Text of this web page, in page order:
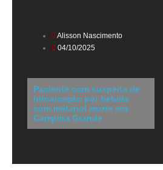
Alisson Nascimento
04/10/2025
Paciente com suspeita de
intoxicação por bebida
com metanol morre em
Campina Grande